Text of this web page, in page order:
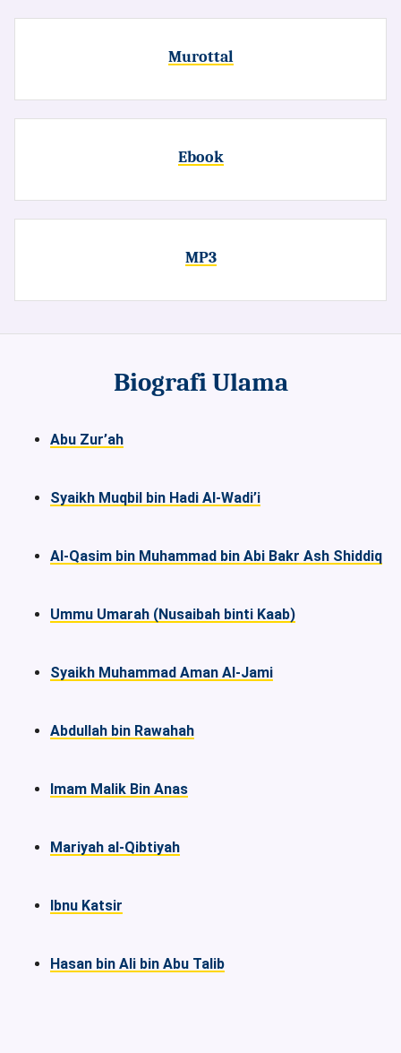
Murottal
Ebook
MP3
Biografi Ulama
Abu Zur’ah
Syaikh Muqbil bin Hadi Al-Wadi’i
Al-Qasim bin Muhammad bin Abi Bakr Ash Shiddiq
Ummu Umarah (Nusaibah binti Kaab)
Syaikh Muhammad Aman Al-Jami
Abdullah bin Rawahah
Imam Malik Bin Anas
Mariyah al-Qibtiyah
Ibnu Katsir
Hasan bin Ali bin Abu Talib